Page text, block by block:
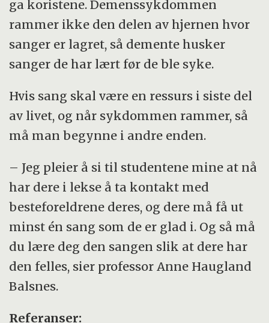
ga koristene. Demenssykdommen
rammer ikke den delen av hjernen hvor
sanger er lagret, så demente husker
sanger de har lært før de ble syke.
Hvis sang skal være en ressurs i siste del
av livet, og når sykdommen rammer, så
må man begynne i andre enden.
– Jeg pleier å si til studentene mine at nå
har dere i lekse å ta kontakt med
besteforeldrene deres, og dere må få ut
minst én sang som de er glad i. Og så må
du lære deg den sangen slik at dere har
den felles, sier professor Anne Haugland
Balsnes.
Referanser: